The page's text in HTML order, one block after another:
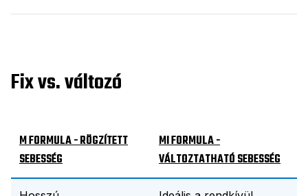
Fix vs. változó
M FORMULA - RÖGZÍTETT
SEBESSÉG
MI FORMULA -
VÁLTOZTATHATÓ SEBESSÉG